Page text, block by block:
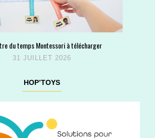
du temps Montessori à télécharger
31 JUILLET 2026
HOP’TOYS